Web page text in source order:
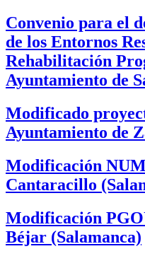
Convenio para el
de los Entornos
Rehabilitación
Ayuntamiento de
Modificado
Ayuntamiento de
Modificación
Cantaracillo
Modificación
Béjar (Salamanca)